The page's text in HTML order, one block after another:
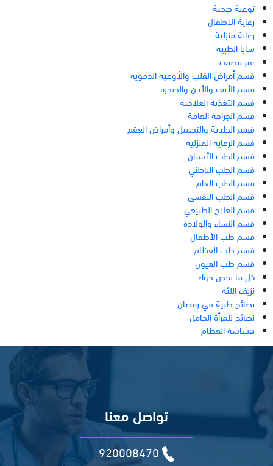
توعية صحية
رعاية الاطفال
رعاية منزلية
سابا الطبية
غير مصنف
قسم أمراض القلب والأوعية الدموية
قسم الأنف والأذن والحنجرة
قسم التغذية العلاجية
قسم الجراحة العامة
قسم الجلدية والتجميل وأمراض العقم
قسم الرعاية المنزلية
قسم الطب الأسنان
قسم الطب الباطني
قسم الطب العام
قسم الطب النفسي
قسم العلاج الطبيعي
قسم النساء والولادة
قسم طب الأطفال
قسم طب العظام
قسم طب العيون
كل ما يخص حواء
نزيف اللثة
نصائح طبية في رمضان
نصائح للمرأة الحامل
هشاشة العظام
تواصل معنا